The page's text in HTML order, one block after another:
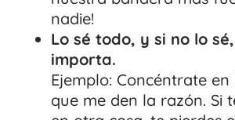
nadie!
Lo sé todo, y si no lo
importa.
Ejemplo: Concéntrate
que me den la razón. Si